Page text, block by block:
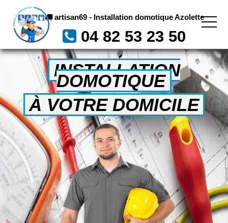
artisan69 - Installation domotique Azolette
04 82 53 23 50
INSTALLATION
DOMOTIQUE
À VOTRE DOMICILE